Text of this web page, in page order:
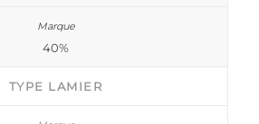
40%
TYPE LAMIER